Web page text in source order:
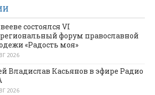
состоялся VI
форум православной
«Радость моя»
2026
Владислав Касьянов в эфире Радио
2026